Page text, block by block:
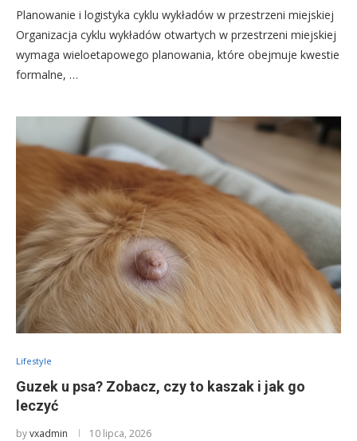
Planowanie i logistyka cyklu wykładów w przestrzeni miejskiej
Organizacja cyklu wykładów otwartych w przestrzeni miejskiej
wymaga wieloetapowego planowania, które obejmuje kwestie
formalne, …
Lifestyle
Guzek u psa? Zobacz, czy to kaszak i jak go
leczyć
byvxadmin 10 lipca, 2026